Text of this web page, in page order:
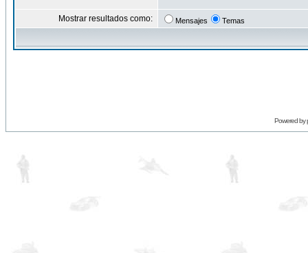
Mostrar resultados como: Mensajes Temas
Powered by